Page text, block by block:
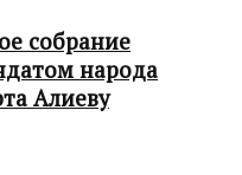
собрание
народа
Алиеву